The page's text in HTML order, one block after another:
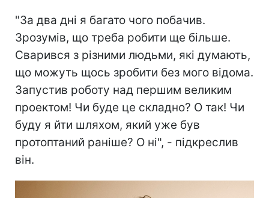
"За два дні я багато чого побачив.
Зрозумів, що треба робити ще більше.
Сварився з різними людьми, які думають,
що можуть щось зробити без мого відома.
Запустив роботу над першим великим
проектом! Чи буде це складно? О так! Чи
буду я йти шляхом, який уже був
протоптаний раніше? О ні", - підкреслив
він.